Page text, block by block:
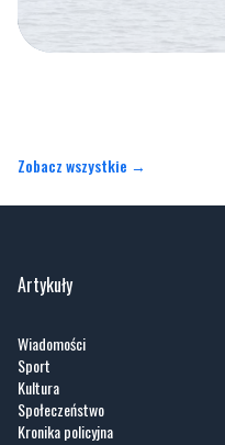
Zobacz wszystkie →
Artykuły
Wiadomości
Sport
Kultura
Społeczeństwo
Kronika policyjna